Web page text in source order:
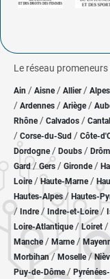
Le réseau promeneurs
Ain / Aisne/ Allier/
/ Ardennes / Ariège/
Rhône/ Calvados / Cantal
/ Corse-du-Sud / Côte-
Dordogne/ Doubs /
Gard/Gers / Gironde/
Loire/Haute-Marne/
Hautes-Alpes/ Hautes-
/ Indre/ Indre-et-Loire/
Loire-Atlantique/ Loiret /
Manche/ Marne/
Morbihan/ Moselle/
Puy-de-Dôme/